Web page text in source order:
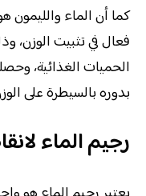
كما أن الماء والليمون
فعال في تثبيت الوزن،
الحميات الغذائية،
بدوره بالسيطرة على
رجيم الماء